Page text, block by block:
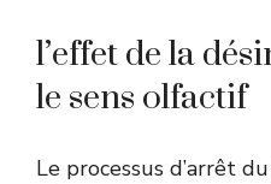
l’effet de la
le sens olfactif
Le processus d’arrêt